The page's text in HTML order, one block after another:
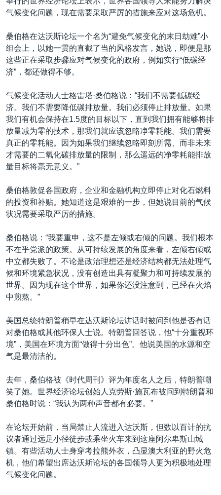
南中国海争端
关注西藏
关注新疆
GEN Z 看美国
其他语言网站
气候变化问题，现在需要采取严厉的措施来应对这场危机。
桑伯格在达沃斯论坛一个名为“避免气候变化的末日劫难”小
组会上，以她一贯的直截了当的风格发言，她说，即便是那
这些正在采取步骤应对气候变化的政府，例如实行“低碳经
济”，都还做得不够。
气候变化活动人士格雷塔·桑伯格说：“我们不需要低碳经
济。我们不需要降低碳排放量。我们必须停止排放量。如果
我们有机会保持在1.5度的目标以下，直到我们拥有能够将排
放量减为零的技术，那我们就应该忽略净零耗能。我们需要
真正的零耗能。因为如果我们继续忽略即刻所需、而非未来
才需要的二氧化碳排放量的限制，那么遥远的净零耗能排放
量目标将毫无意义。”
桑伯格敦促各国政府，企业和金融机构立即停止对化石燃料
的投资和补贴。她知道这是艰难的一步，但她说目前的气候
状况需要采取严厉的措施。
桑伯格说：“我要重申，这不是左倾或右倾的问题。我们根本
不在乎党派的政策。从可持续发展的角度来看，左倾右倾或
中立都失败了。不论是政治理想还是经济结构都无法处理气
候和环境紧急状况，没有创造出具有凝聚力和可持续发展的
世界。因为现在这个世界，如果你还没注意到，已经在火焰
中煎熬。”
美国总统特朗普稍早在达沃斯论坛讲话时被问到他是否有话
对桑伯格或其他环保人士说。特朗普回答说，他“十分重视环
境”，美国在环境方面“做得十分出色”。他说美国的水源和空
气是最清洁的。
去年，桑伯格被《时代周刊》评为年度名人之后，特朗普嘲
笑了她。世界经济论坛创始人克劳斯·施瓦布被问到特朗普和
桑伯格时说：“我认为两种声音都有必要。”
在论坛开始前，当局禁止人流进入达沃斯，但数以百计的抗
议者通过远足小径徒步或乘坐火车来到这座阿尔卑斯山城
镇。有些活动人士身穿考拉熊外衣，凸显澳大利亚的野火危
机，他们希望出席达沃斯论坛的各国领导人更为积极地处理
气候变化问题。